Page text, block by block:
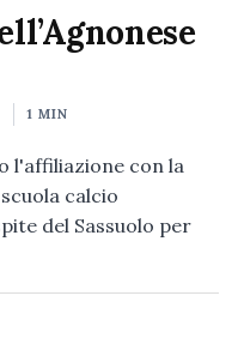
1 MIN
l'affiliazione con la
calcio
del Sassuolo per